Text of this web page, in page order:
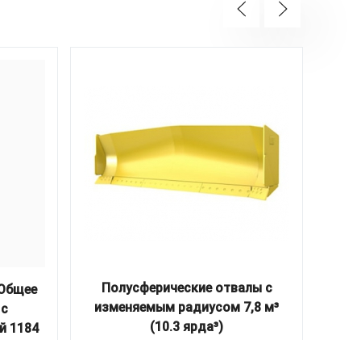
1184
Полусферические отвалы с
изменяемым радиусом 7,8 м³
(10.3 ярда³)